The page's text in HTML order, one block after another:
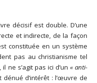
décisif est double. D’une
et indirecte, de la façon
constituée en un système
pas au christianisme tel
ne s’agit pas ici d’un « anti-
dénué d’intérêt : l’œuvre de